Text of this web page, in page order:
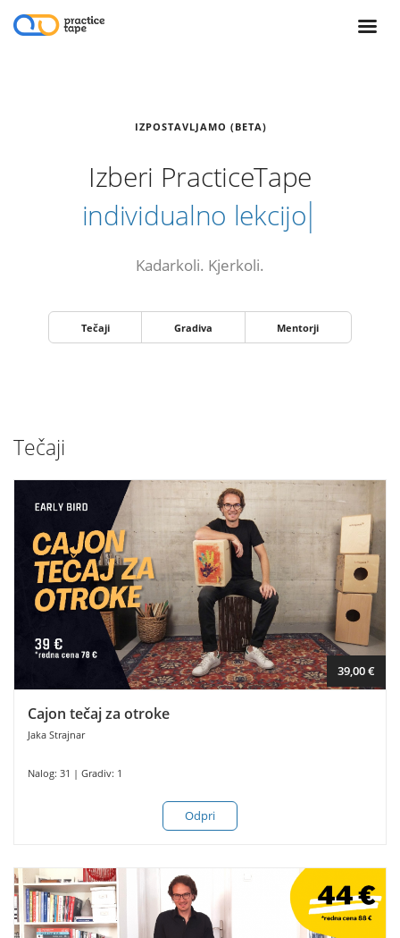
IZPOSTAVLJAMO (BETA)
Izberi PracticeTape
individualno lekc
Kadarkoli. Kjerkoli.
Tečaji Gradiva Mentorji
Tečaji
39,00 €
Cajon tečaj za otroke
Jaka Strajnar
Nalog: 31 | Gradiv: 1
Odpri